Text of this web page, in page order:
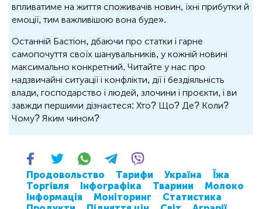
впливатиме на життя споживачів новин, їхні прибутки й
емоції, тим важливішою вона буде».
Останній Бастіон, дбаючи про статки і гарне
самопочуття своїх шанувальників, у кожній новині
максимально конкретний. Читайте у нас про
надзвичайні ситуації і конфлікти, дії і бездіяльність
влади, господарство і людей, злочини і проєкти, і ви
завжди першими дізнаєтеся: Хто? Що? Де? Коли?
Чому? Яким чином?
Продовольство Тарифи Україна
Їжа
Торгівля
Інфографіка Тварини
Молоко
Інформація
Моніторинг
Статистика